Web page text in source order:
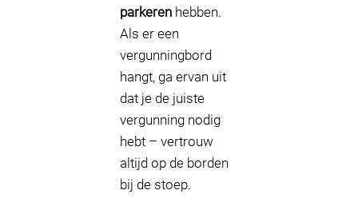
parkeren hebben.
Als er een
vergunningbord
hangt, ga ervan uit
dat je de juiste
vergunning nodig
hebt – vertrouw
altijd op de borden
bij de stoep.